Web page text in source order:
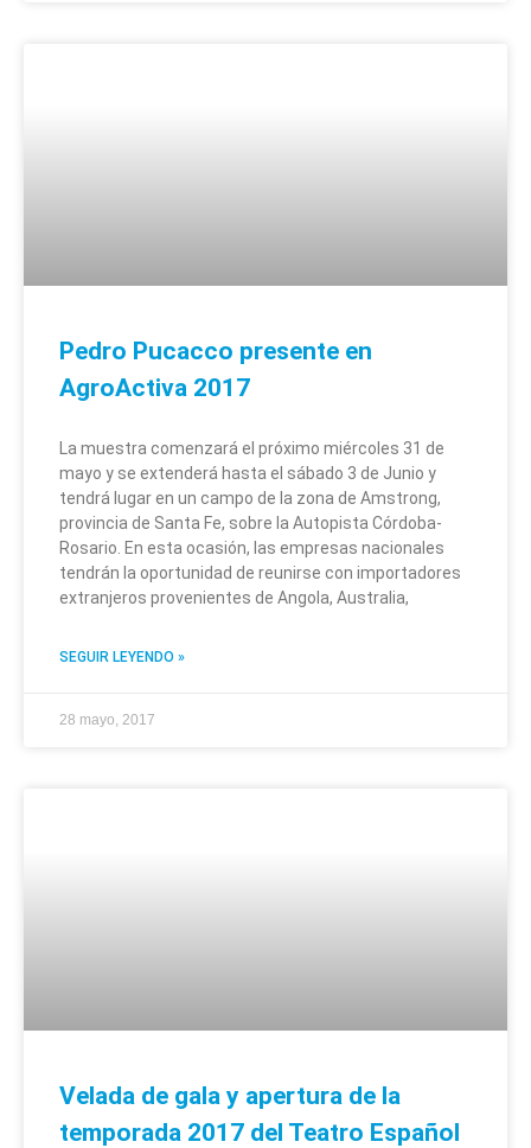
Pedro Pucacco presente en
AgroActiva 2017
La muestra comenzará el próximo miércoles 31 de
mayo y se extenderá hasta el sábado 3 de Junio y
tendrá lugar en un campo de la zona de Amstrong,
provincia de Santa Fe, sobre la Autopista Córdoba-
Rosario. En esta ocasión, las empresas nacionales
tendrán la oportunidad de reunirse con importadores
extranjeros provenientes de Angola, Australia,
SEGUIR LEYENDO »
28 mayo, 2017
Velada de gala y apertura de la
temporada 2017 del Teatro Español